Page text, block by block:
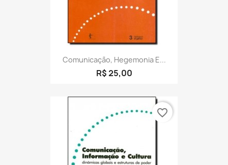
Comunicação, Hegemonia E...
R$ 25,00
favorite_border